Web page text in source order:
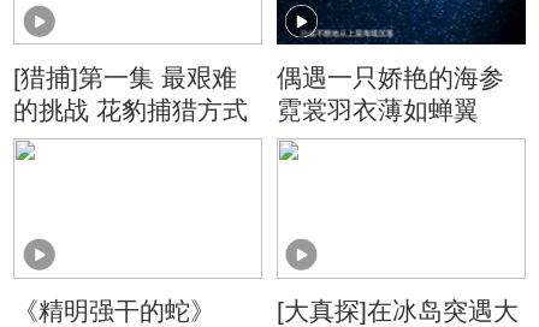
[猎捕]第一集 最艰难
的挑战 花豹捕猎方式
偶遇一只娇艳的海参
霓裳羽衣薄如蝉翼
《精明强干的蛇》
[大真探]在冰岛突遇大